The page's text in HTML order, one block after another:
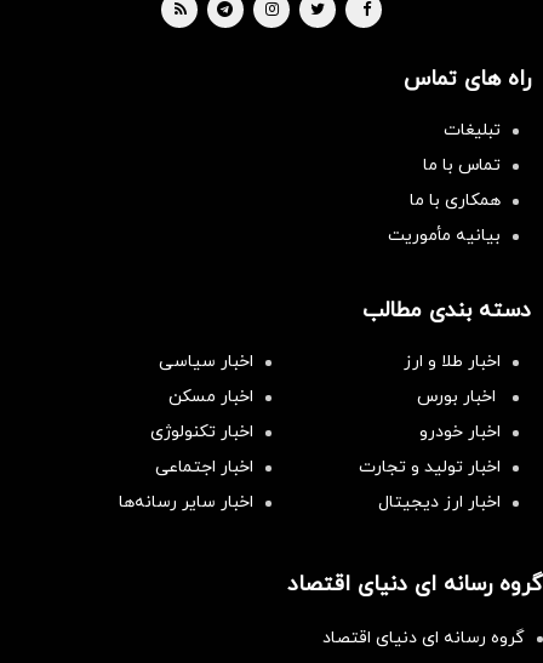
راه های تماس
تبلیغات
تماس با ما
همکاری با ما
بیانیه مأموریت
دسته بندی مطالب
اخبار طلا و ارز
اخبار سیاسی
اخبار بورس
اخبار مسکن
اخبار خودرو
اخبار تکنولوژی
اخبار تولید و تجارت
اخبار اجتماعی
اخبار ارز دیجیتال
اخبار سایر رسانه‌‌ها
گروه رسانه ای دنیای اقتصاد
گروه رسانه ای دنیای اقتصاد